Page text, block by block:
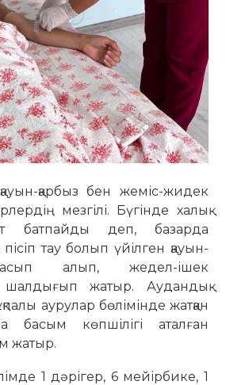
қарбыз бен жеміс-жидек
мезгілі. Бүгінде халық
батпайды деп, базарда
тау болып үйілген қауын-
алып, жедел-ішек
жатыр. Аудандық
аурулар бөлімінде жатқан
басым көпшілігі аталған
жатыр.
1 дәрігер, 6 мейірбике, 1